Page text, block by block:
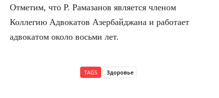
Отметим, что Р. Рамазанов является членом
Коллегию Адвокатов Азербайджана и работает
адвокатом около восьми лет.
TAGS Здоровье